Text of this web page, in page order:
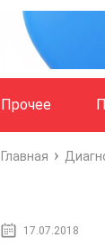
Прочее
Главная
17.07.2018